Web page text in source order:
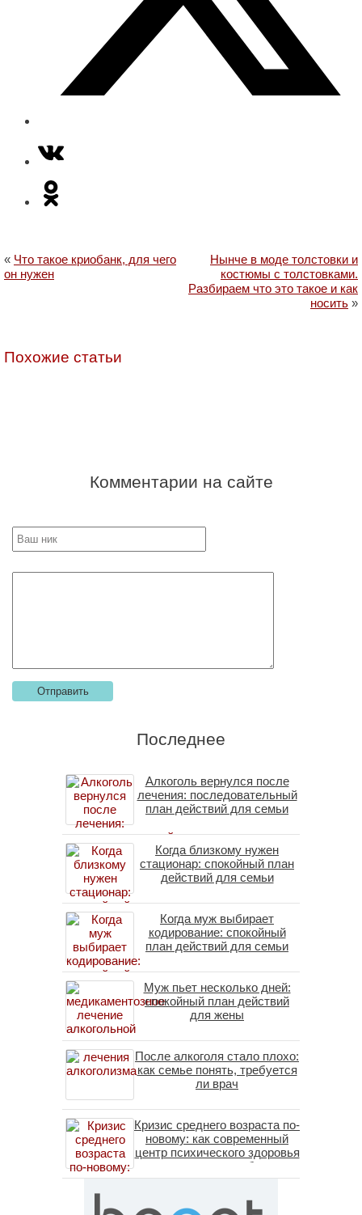
« Что такое криобанк, для чего
он нужен
Нынче в моде толстовки и
костюмы с толстовками.
Разбираем что это такое и как
носить »
Похожие статьи
Комментарии на сайте
Последнее
Алкоголь вернулся после
лечения: последовательный
план действий для семьи
Когда близкому нужен
стационар: спокойный план
действий для семьи
Когда муж выбирает
кодирование: спокойный
план действий для семьи
Муж пьет несколько дней:
спокойный план действий
для жены
После алкоголя стало плохо:
как семье понять, требуется
ли врач
Кризис среднего возраста по-
новому: как современный
центр психического здоровья
помогает пересобрать
личность без таблеток